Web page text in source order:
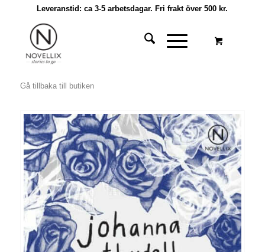
Leveranstid: ca 3-5 arbetsdagar. Fri frakt över 500 kr.
Gå tillbaka till butiken